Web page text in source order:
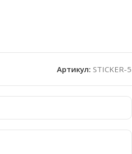
Артикул: STICKER-5